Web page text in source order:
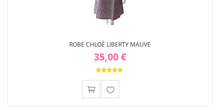
ROBE CHLOÉ LIBERTY MAUVE
35,00 €